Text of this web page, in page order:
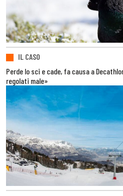
IL CASO
Perde lo sci e cade, fa causa a
regolati male»